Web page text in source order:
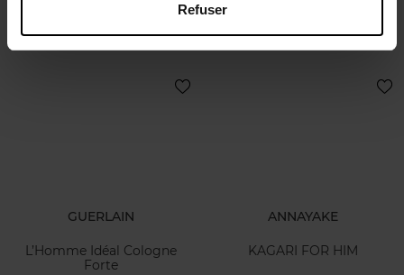
Refuser
GUERLAIN
L’Homme Idéal Cologne
Forte
ANNAYAKE
KAGARI FOR HIM